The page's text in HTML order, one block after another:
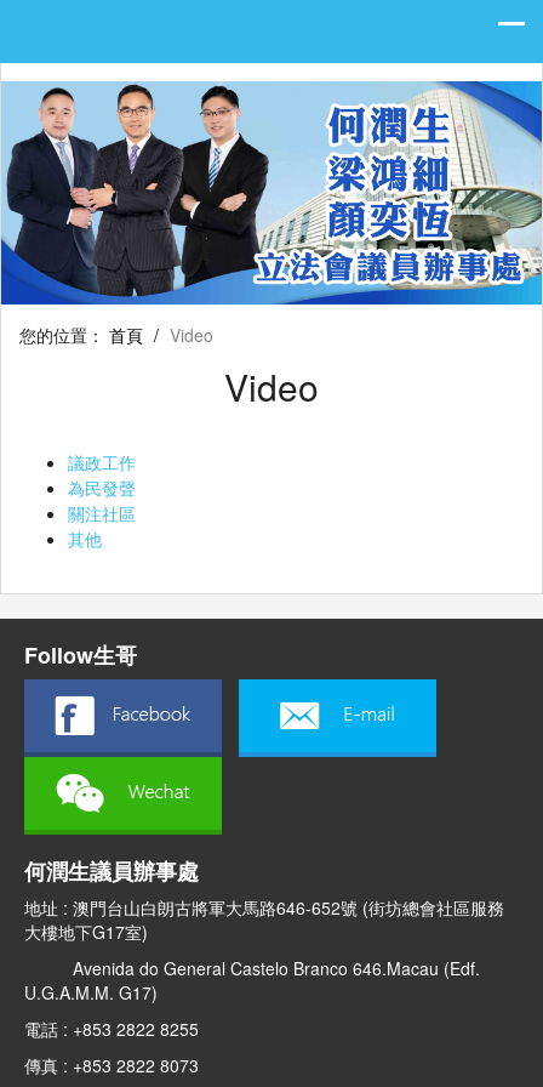
您的位置： 首頁 / Video
Video
議政工作
為民發聲
關注社區
其他
Follow生哥
何潤生議員辦事處
地址 : 澳門台山白朗古將軍大馬路646-652號 (街坊總會社區服務
大樓地下G17室)
Avenida do General Castelo Branco 646.Macau (Edf.
U.G.A.M.M. G17)
電話 : +853 2822 8255
傳真 : +853 2822 8073